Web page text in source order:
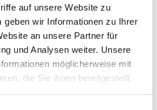
auf unsere Website zu
geben wir Informationen zu Ihrer
an unsere Partner für
und Analysen weiter. Unsere
möglicherweise mit
die Sie ihnen bereitgestellt
für Sicherheitspolitik